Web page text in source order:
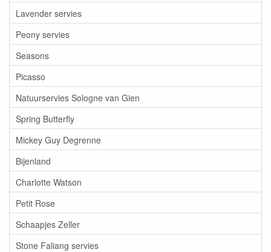
Lavender servies
Peony servies
Seasons
Picasso
Natuurservies Sologne van Gien
Spring Butterfly
Mickey Guy Degrenne
Bijenland
Charlotte Watson
Petit Rose
Schaapjes Zeller
Stone Faliang servies